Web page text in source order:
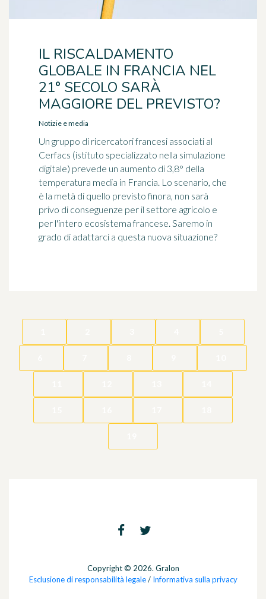
IL RISCALDAMENTO
GLOBALE IN FRANCIA NEL
21° SECOLO SARÀ
MAGGIORE DEL PREVISTO?
Notizie e media
Un gruppo di ricercatori francesi associati al
Cerfacs (istituto specializzato nella simulazione
digitale) prevede un aumento di 3,8° della
temperatura media in Francia. Lo scenario, che
è la metà di quello previsto finora, non sarà
privo di conseguenze per il settore agricolo e
per l'intero ecosistema francese. Saremo in
grado di adattarci a questa nuova situazione?
Copyright © 2026. Gralon
Esclusione di responsabilità legale/ Informativa sulla privacy